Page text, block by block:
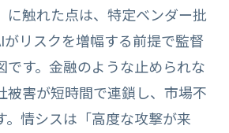
に触れた点は、特定ベンダー批
がリスクを増幅する前提で監督
です。金融のような止められな
被害が短時間で連鎖し、市場不
。情シスは「高度な攻撃が来